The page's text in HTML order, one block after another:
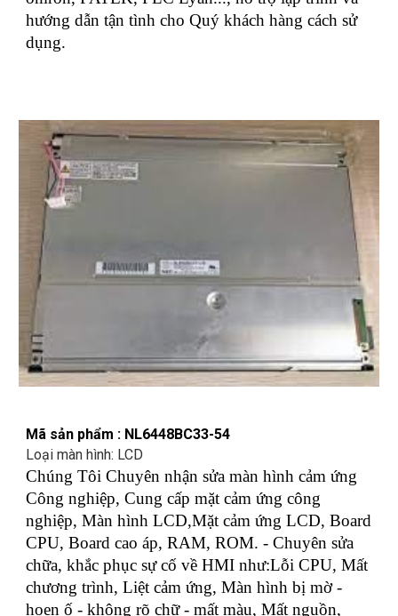
hướng dẫn tận tình cho Quý khách hàng cách sử
dụng.
Mã sản phẩm : NL6448BC33-54
Loại màn hình: LCD
Chúng Tôi Chuyên nhận sửa màn hình cảm ứng
Công nghiệp, Cung cấp mặt cảm ứng công
nghiệp, Màn hình LCD,Mặt cảm ứng LCD, Board
CPU, Board cao áp, RAM, ROM. - Chuyên sửa
chữa, khắc phục sự cố về HMI như:Lỗi CPU, Mất
chương trình, Liệt cảm ứng, Màn hình bị mờ -
hoen ố - không rõ chữ - mất màu, Mất nguồn,